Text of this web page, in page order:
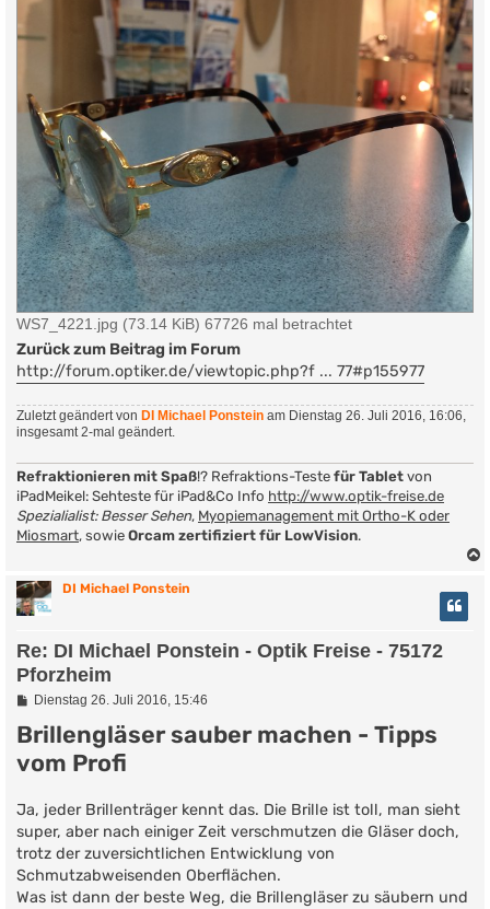
WS7_4221.jpg (73.14 KiB) 67726 mal betrachtet
Zurück zum Beitrag im Forum
http://forum.optiker.de/viewtopic.php?f ... 77#p155977
Zuletzt geändert von DI Michael Ponstein am Dienstag 26. Juli 2016, 16:06,
insgesamt 2-mal geändert.
Refraktionieren mit Spaß!? Refraktions-Teste für Tablet von
iPadMeikel: Sehteste für iPad&Co Info http://www.optik-freise.de
Spezialialist: Besser Sehen, Myopiemanagement mit Ortho-K oder
Miosmart, sowie Orcam zertifiziert für LowVision.
DI Michael Ponstein
Re: DI Michael Ponstein - Optik Freise - 75172
Pforzheim
B
i
t
r
a
Dienstag 26. Juli 2016, 15:46
Brillengläser sauber machen - Tipps
vom Profi
Ja, jeder Brillenträger kennt das. Die Brille ist toll, man sieht
super, aber nach einiger Zeit verschmutzen die Gläser doch,
trotz der zuversichtlichen Entwicklung von
Schmutzabweisenden Oberflächen.
Was ist dann der beste Weg, die Brillengläser zu säubern und